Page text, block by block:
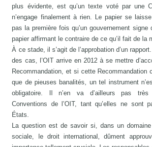
plus évidente, est qu’un texte voté par une
n’engage finalement à rien. Le papier se
pas la première fois qu’un gouvernement signe
papier affirmant le contraire de ce qu’il fait de la
À ce stade, il s’agit de l’approbation d’un
des cas, l’OIT arrive en 2012 à se mettre
Recommandation, et si cette Recommandation
que de pieuses banalités, un tel instrument
obligatoire. Il n’en va d’ailleurs pas très
Conventions de l’OIT, tant qu’elles ne sont
États.
La question est de savoir si, dans un
sociale, le droit international, dûment